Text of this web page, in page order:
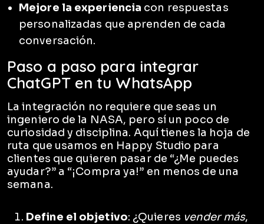
Mejore la experiencia con respuestas
personalizadas que aprenden de cada
conversación.
Paso a paso para integrar
ChatGPT en tu WhatsApp
La integración no requiere que seas un
ingeniero de la NASA, pero sí un poco de
curiosidad y disciplina. Aquí tienes la hoja de
ruta que usamos en Happy Studio para
clientes que quieren pasar de “¿Me puedes
ayudar?” a “¡Compra ya!” en menos de una
semana.
Define el objetivo: ¿Quieres vender más,